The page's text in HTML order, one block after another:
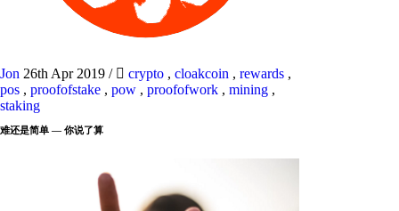
Jon 26th Apr 2019 / crypto , cloakcoin , rewards ,
pos , proofofstake , pow , proofofwork , mining ,
staking
难还是简单 — 你说了算